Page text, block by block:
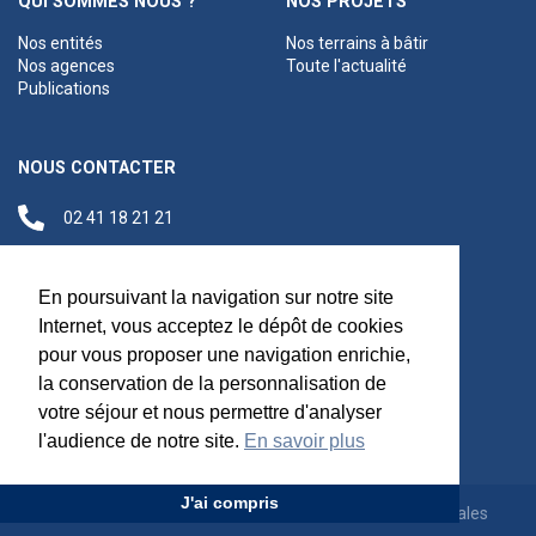
En poursuivant la navigation sur notre site
Internet, vous acceptez le dépôt de cookies
pour vous proposer une navigation enrichie,
la conservation de la personnalisation de
votre séjour et nous permettre d'analyser
l'audience de notre site. En savoir plus
J'ai compris
Nos entités
Nos agences
Publications
Nos terrains à bâtir
Toute l'actualité
NOUS CONTACTER
02 41 18 21 21
Siège social
48 C Boulevard du
Maréchal Foch,
49100 Angers
Rejoignez-nous Mentions légales